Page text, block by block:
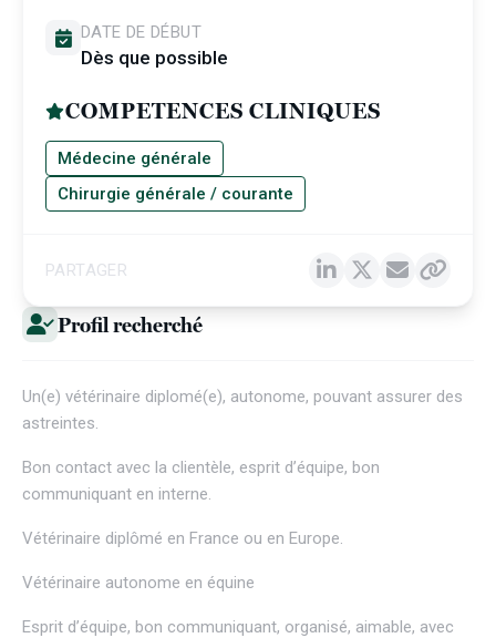
Profil recherché
Un(e) vétérinaire diplomé(e), autonome, pouvant assurer des
astreintes.
Bon contact avec la clientèle, esprit d’équipe, bon
communiquant en interne.
Vétérinaire diplômé en France ou en Europe.
Vétérinaire autonome en équine
Esprit d’équipe, bon communiquant, organisé, aimable, avec
DATE DE DÉBUT
Dès que possible
COMPETENCES CLINIQUES
Médecine générale
Chirurgie générale / courante
PARTAGER